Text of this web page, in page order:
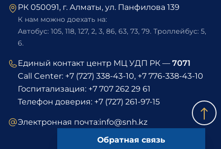
РК 050091, г. Алматы, ул. Панфилова 139
К нам можно доехать на:
Автобус: 105, 118, 127, 2, 3, 86, 63, 73, 79. Троллейбус: 5,
6.
Единый контакт центр МЦ УДП РК — 7071
Call Center: +7 (727) 338-43-10, +7 776-338-43-10
Госпитализация: +7 707 262 29 61
Телефон доверия: +7 (727) 261-97-15
Электронная почта:info@snh.kz
Обратная связь